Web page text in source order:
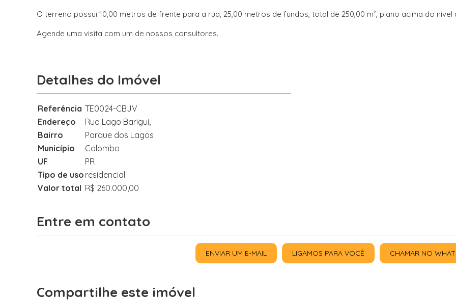
O terreno possui 10,00 metros de frente para a rua, 25,00 metros de fundos, total de 250,00 m², plano acima do
Agende uma visita com um de nossos consultores.
Detalhes do Imóvel
Referência TE0024-CBJV
Endereço
Rua Lago Barigui,
Bairro
Parque dos Lagos
Município
Colombo
UF
PR
Tipo de uso residencial
Valor total R$ 260.000,00
Entre em contato
ENVIAR UM E-MAIL LIGAMOS PARA VOCÊ CHAMAR NO
Compartilhe este imóvel